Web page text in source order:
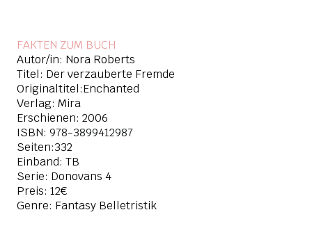
FAKTEN ZUM BUCH
Autor/in: Nora Roberts
Titel: Der verzauberte Fremde
Originaltitel:Enchanted
Verlag: Mira
Erschienen: 2006
ISBN: 978-3899412987
Seiten:332
Einband: TB
Serie: Donovans 4
Preis: 12€
Genre: Fantasy Belletristik